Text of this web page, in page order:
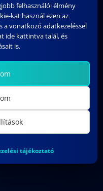
| J.52-J.53 irodák
felhasználói élmény
kat használ ezen az
a vonatkozó adatkezeléssel
ide kattintva talál, és
is.
tájékoztató